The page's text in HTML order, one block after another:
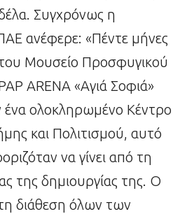
Συγχρόνως η
ανέφερε: «Πέντε μήνες
του Μουσείο Προσφυγικού
ARENA «Αγιά Σοφιά»
ένα ολοκληρωμένο Κέντρο
και Πολιτισμού, αυτό
να γίνει από τη
της δημιουργίας της. Ο
διάθεση όλων των